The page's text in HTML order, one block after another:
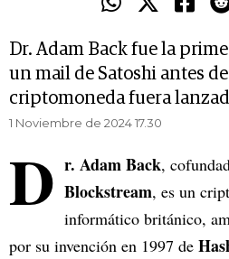
Dr. Adam Back fue la
un mail de Satoshi antes
criptomoneda fuera
1 Noviembre de 2024 17.30
D r. Adam Back,
Blockstream, es un
informático británico,
por su invención en 1997 de